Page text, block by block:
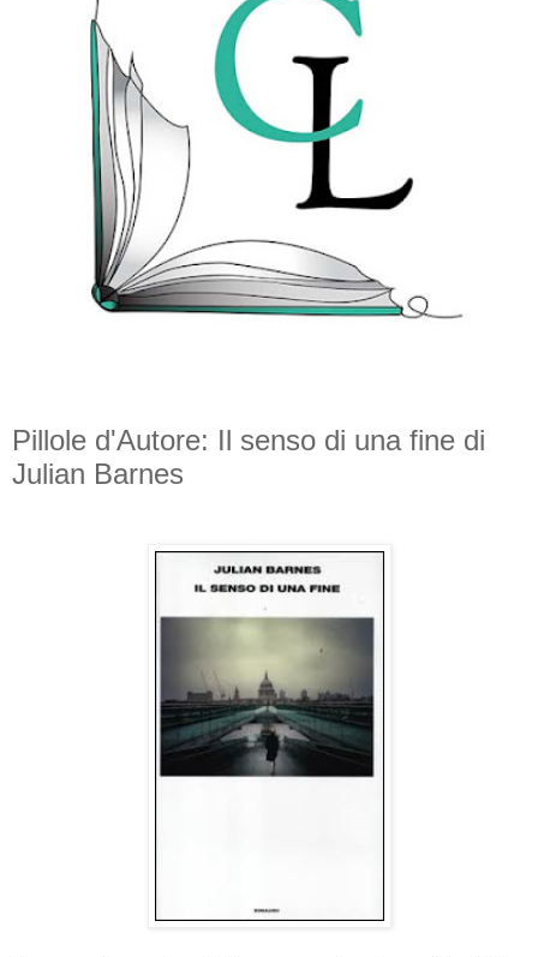
Pillole d'Autore: Il senso di una fine di
Julian Barnes